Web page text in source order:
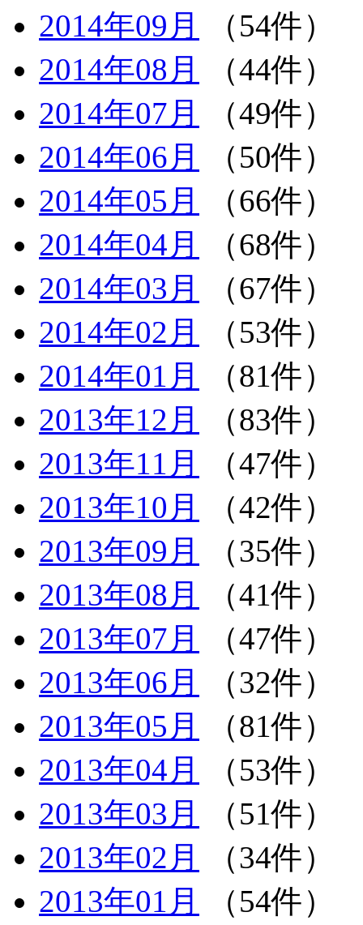
2014年09月
（54件）
2014年08月
（44件）
2014年07月
（49件）
2014年06月
（50件）
2014年05月
（66件）
2014年04月
（68件）
2014年03月
（67件）
2014年02月
（53件）
2014年01月
（81件）
2013年12月
（83件）
2013年11月
（47件）
2013年10月
（42件）
2013年09月
（35件）
2013年08月
（41件）
2013年07月
（47件）
2013年06月
（32件）
2013年05月
（81件）
2013年04月
（53件）
2013年03月
（51件）
2013年02月
（34件）
2013年01月
（54件）